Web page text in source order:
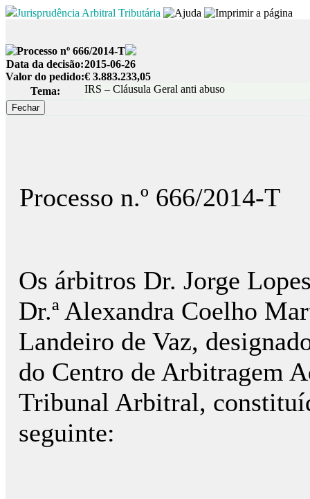
Jurisprudência Arbitral Tributária
Processo nº 666/2014-T
Data da decisão:2015-06-26
Valor do pedido:€ 3.883.233,05
Tema:
IRS – Cláusula Geral anti abuso
Processo n.º 666/2014-T
Os árbitros Dr. Jorge
Dr.ª Alexandra Coelho
Landeiro de Vaz,
do Centro de Arbitragem
Tribunal Arbitral,
seguinte: